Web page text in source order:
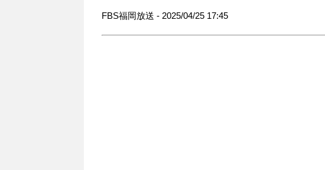
FBS福岡放送 - 2025/04/25 17:45